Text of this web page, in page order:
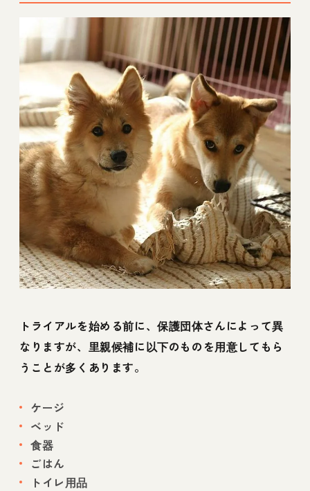
トライアルを始める前に、保護団体さんによって異
なりますが、里親候補に以下のものを用意してもら
うことが多くあります。
ケージ
ベッド
食器
ごはん
トイレ用品